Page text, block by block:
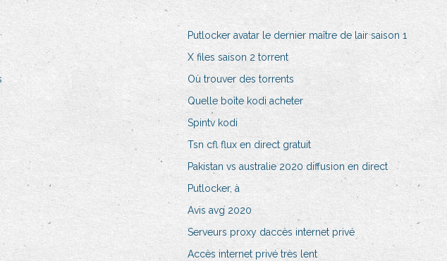
Putlocker avatar le dernier maître de lair saison 1
X files saison 2 torrent
Où trouver des torrents
Quelle boîte kodi acheter
Spintv kodi
Tsn cfl flux en direct gratuit
Pakistan vs australie 2020 diffusion en direct
Putlocker, à
Avis avg 2020
Serveurs proxy daccès internet privé
Accès internet privé très lent